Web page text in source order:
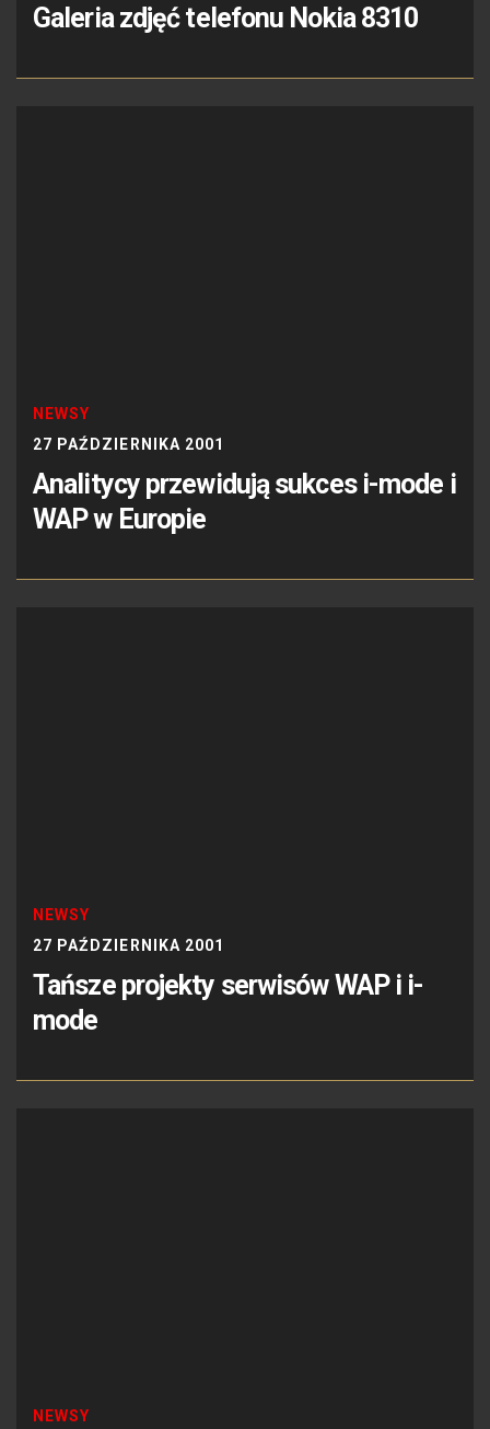
Galeria zdjęć telefonu Nokia 8310
NEWSY
27 PAŹDZIERNIKA 2001
Analitycy przewidują sukces i-mode i
WAP w Europie
NEWSY
27 PAŹDZIERNIKA 2001
Tańsze projekty serwisów WAP i i-
mode
NEWSY